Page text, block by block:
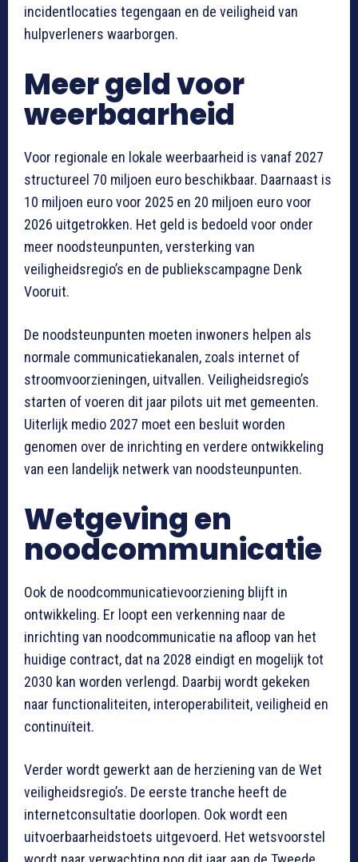
incidentlocaties tegengaan en de veiligheid van
hulpverleners waarborgen.
Meer geld voor
weerbaarheid
Voor regionale en lokale weerbaarheid is vanaf 2027
structureel 70 miljoen euro beschikbaar. Daarnaast is
10 miljoen euro voor 2025 en 20 miljoen euro voor
2026 uitgetrokken. Het geld is bedoeld voor onder
meer noodsteunpunten, versterking van
veiligheidsregio’s en de publiekscampagne Denk
Vooruit.
De noodsteunpunten moeten inwoners helpen als
normale communicatiekanalen, zoals internet of
stroomvoorzieningen, uitvallen. Veiligheidsregio’s
starten of voeren dit jaar pilots uit met gemeenten.
Uiterlijk medio 2027 moet een besluit worden
genomen over de inrichting en verdere ontwikkeling
van een landelijk netwerk van noodsteunpunten.
Wetgeving en
noodcommunicatie
Ook de noodcommunicatievoorziening blijft in
ontwikkeling. Er loopt een verkenning naar de
inrichting van noodcommunicatie na afloop van het
huidige contract, dat na 2028 eindigt en mogelijk tot
2030 kan worden verlengd. Daarbij wordt gekeken
naar functionaliteiten, interoperabiliteit, veiligheid en
continuïteit.
Verder wordt gewerkt aan de herziening van de Wet
veiligheidsregio’s. De eerste tranche heeft de
internetconsultatie doorlopen. Ook wordt een
uitvoerbaarheidstoets uitgevoerd. Het wetsvoorstel